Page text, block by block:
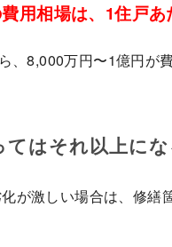
用相場は、1住戸あ
、8,000万円〜1億円が
はそれ以上に
が激しい場合は、修